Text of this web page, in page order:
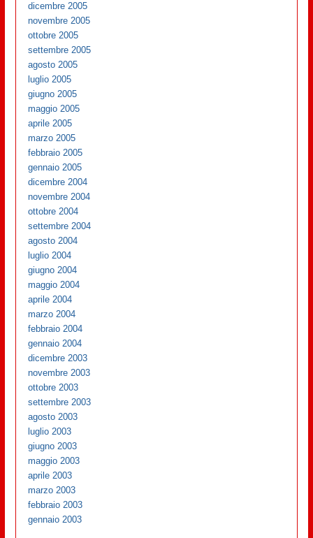
dicembre 2005
novembre 2005
ottobre 2005
settembre 2005
agosto 2005
luglio 2005
giugno 2005
maggio 2005
aprile 2005
marzo 2005
febbraio 2005
gennaio 2005
dicembre 2004
novembre 2004
ottobre 2004
settembre 2004
agosto 2004
luglio 2004
giugno 2004
maggio 2004
aprile 2004
marzo 2004
febbraio 2004
gennaio 2004
dicembre 2003
novembre 2003
ottobre 2003
settembre 2003
agosto 2003
luglio 2003
giugno 2003
maggio 2003
aprile 2003
marzo 2003
febbraio 2003
gennaio 2003